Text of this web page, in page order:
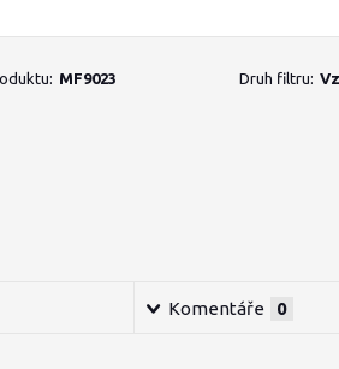
MF9023 Druh filtru:
Komentáře 0